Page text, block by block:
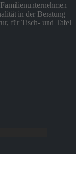
in der Beratung –
für Tisch- und Tafel